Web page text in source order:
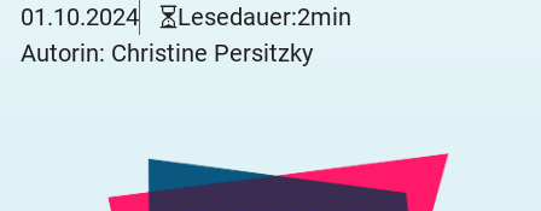
01.10.2024 Lesedauer:2min
Autorin: Christine Persitzky